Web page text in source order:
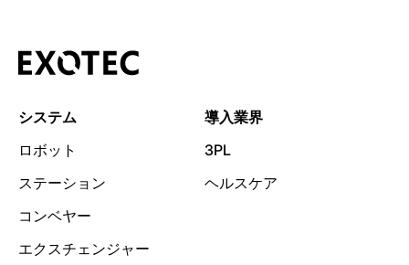
システム
ロボット
ステーション
コンベヤー
エクスチェンジャー
導入業界
3PL
ヘルスケア